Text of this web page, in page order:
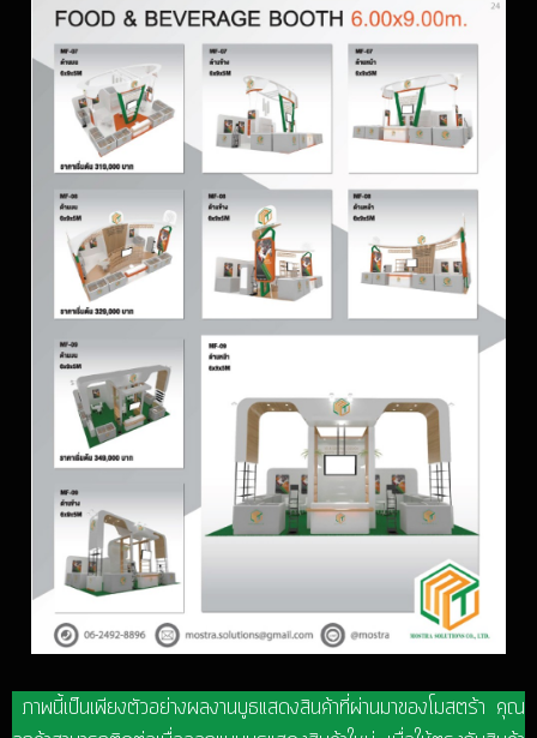
ภาพนี้เป็นเพียงตัวอย่างผลงานบูธแสดงสินค้าที่ผ่านมาของโมสตร้า คุณ